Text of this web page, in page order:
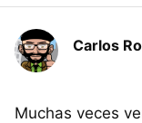
Carlos
Muchas veces